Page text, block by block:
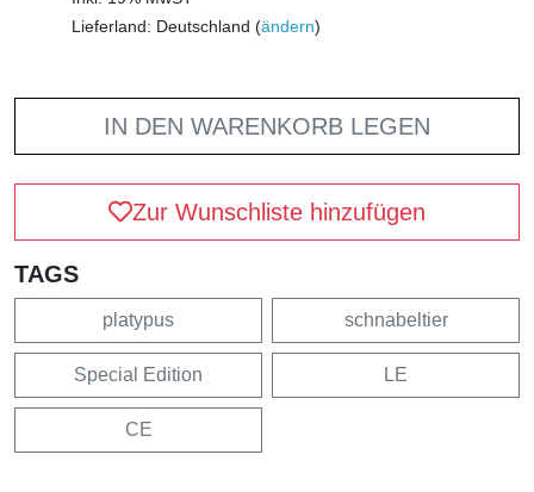
Lieferland: Deutschland (ändern)
IN DEN WARENKORB LEGEN
Zur Wunschliste hinzufügen
TAGS
platypus schnabeltier
Special Edition LE
CE